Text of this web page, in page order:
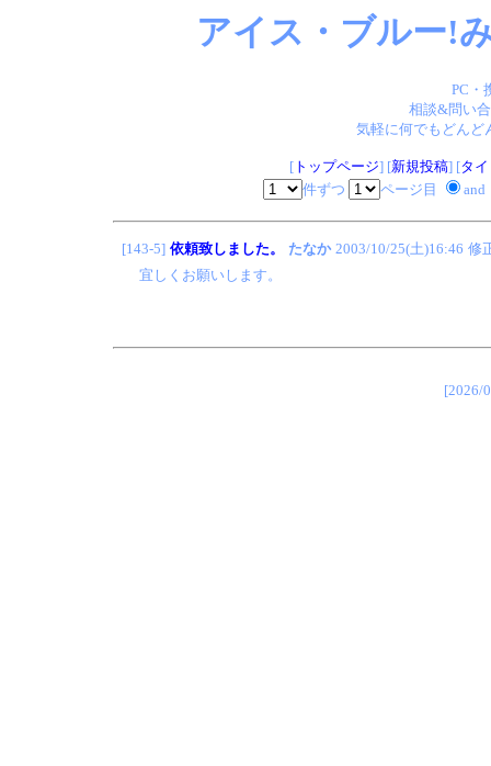
アイス・ブルー!
PC・
相談&問い
気軽に何でもどん
[トップページ] [新規投稿] [タ
件ずつ
ページ目 and
[143-5] 依頼致しました。 たなか 2003/10/25(土)16:46 修
宜しくお願いします。
[2026/